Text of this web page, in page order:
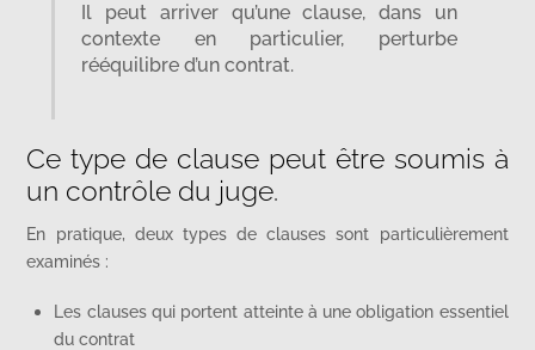
Il peut arriver qu’une clause, dans un
contexte en particulier, perturbe
rééquilibre d’un contrat.
Ce type de clause peut être soumis à
un contrôle du juge.
En pratique, deux types de clauses sont particulièrement
examinés :
Les clauses qui portent atteinte à une obligation essentiel
du contrat